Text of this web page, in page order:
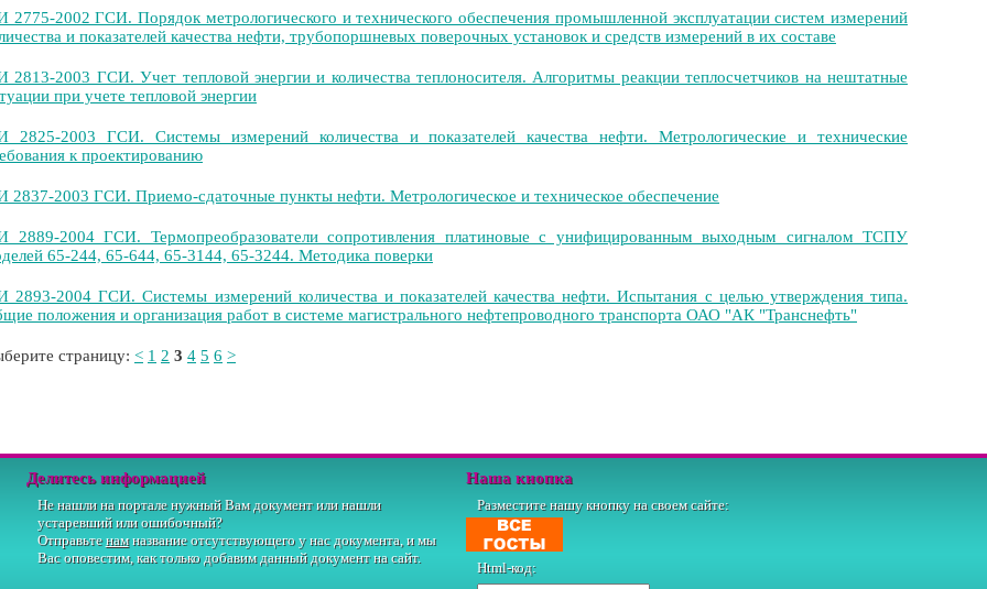
2775-2002 ГСИ. Порядок метрологического и технического обеспечения промышленной эксплуатации систем измерений
и показателей качества нефти, трубопоршневых поверочных установок и средств измерений в их составе
2813-2003 ГСИ. Учет тепловой энергии и количества теплоносителя. Алгоритмы реакции теплосчетчиков на нештатные
при учете тепловой энергии
2825-2003 ГСИ. Системы измерений количества и показателей качества нефти. Метрологические и технические
к проектированию
2837-2003 ГСИ. Приемо-сдаточные пункты нефти. Метрологическое и техническое обеспечение
2889-2004 ГСИ. Термопреобразователи сопротивления платиновые с унифицированным выходным сигналом ТСПУ
65-244, 65-644, 65-3144, 65-3244. Методика поверки
2893-2004 ГСИ. Системы измерений количества и показателей качества нефти. Испытания с целью утверждения типа.
положения и организация работ в системе магистрального нефтепроводного транспорта ОАО "АК "Транснефть"
страницу: < 1 2 3 4 5 6 >
Делитесь информацией
Не нашли на портале нужный Вам документ или нашли
устаревший или ошибочный?
Отправьтенамназвание отсутствующего у нас документа, и мы
Вас оповестим, как только добавим данный документ на сайт.
Наша кнопка
Разместите нашу кнопку на своем сайте:
Html-код: